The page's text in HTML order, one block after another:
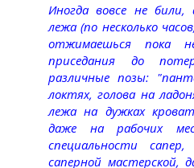
Иногда вовсе не
лежа (по несколько
отжимаешься пока
приседания до
различные позы:
локтях, голова на
лежа на дужках
даже на рабочих
специальности
саперной мастерской,